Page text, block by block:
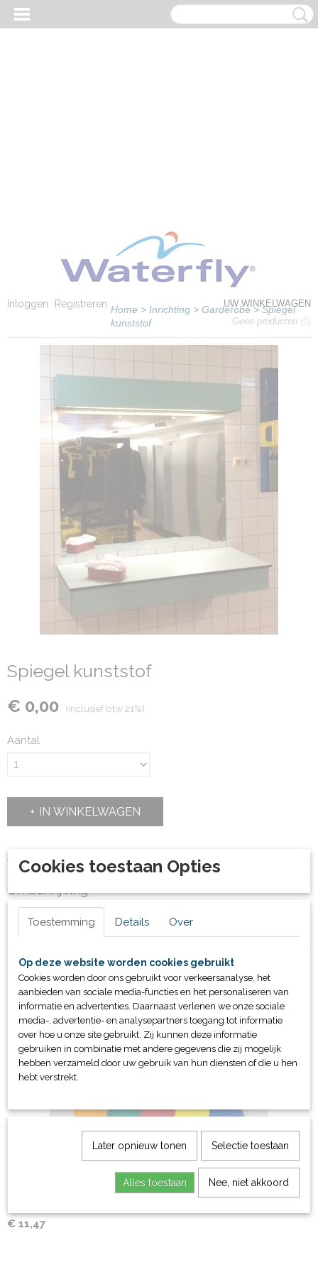
Inloggen Registreren
UW WINKELWAGEN
Geen producten (0)
Home > Inrichting > Garderobe>Spiegel
kunststof
Spiegel kunststof
€ 0,00 (inclusief btw 21%)
Aantal
IN WINKELWAGEN
Specificaties
82208
Omschrijving
Diverse maten leverbaar.
Prijs op aanvraag
Share
Ook interessant
€ 11,47
Cookies toestaan Opties
Toestemming Details Over
Op deze website worden cookies gebruikt
Cookies worden door ons gebruikt voor verkeersanalyse, het
aanbieden van sociale media-functies en het personaliseren van
informatie en advertenties. Daarnaast verlenen we onze sociale
media-, advertentie- en analysepartners toegang tot informatie
over hoe u onze site gebruikt. Zij kunnen deze informatie
gebruiken in combinatie met andere gegevens die zij mogelijk
hebben verzameld door uw gebruik van hun diensten of die u hen
hebt verstrekt.
Later opnieuw tonen Selectie toestaan
Alles toestaan Nee, niet akkoord